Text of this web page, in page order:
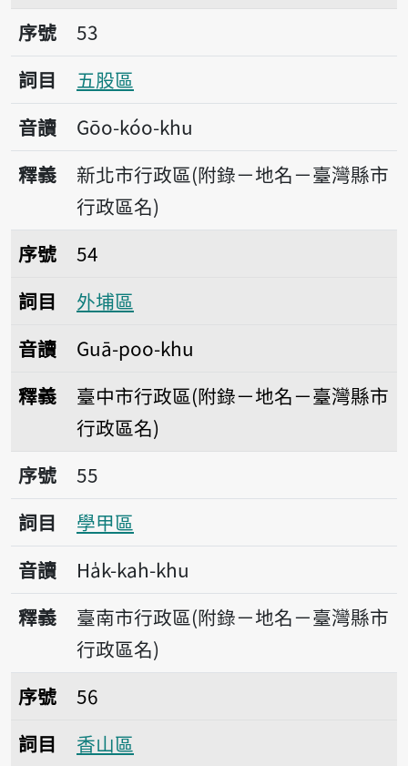
序號53五股區
序號
53
詞目
五股區
音讀
Gōo-kóo-khu
釋義
新北市行政區(附錄－地名－臺灣縣市
行政區名)
序號54外埔區
序號
54
詞目
外埔區
音讀
Guā-poo-khu
釋義
臺中市行政區(附錄－地名－臺灣縣市
行政區名)
序號55學甲區
序號
55
詞目
學甲區
音讀
Ha̍k-kah-khu
釋義
臺南市行政區(附錄－地名－臺灣縣市
行政區名)
序號56香山區
序號
56
詞目
香山區